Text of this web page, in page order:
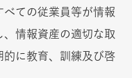
べての従業員等が情報
情報資産の適切な取
的に教育、訓練及び啓